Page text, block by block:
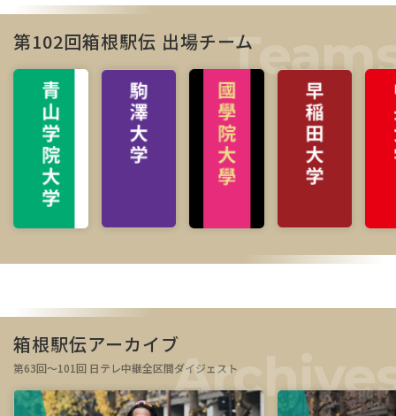
第102回箱根駅伝 出場チーム
箱根駅伝アーカイブ
第63回～101回 日テレ中継全区間ダイジェスト